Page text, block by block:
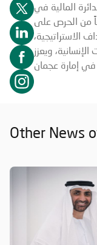
المالية في
من الحرص على
الاستراتيجية،
ويعزز
Other News